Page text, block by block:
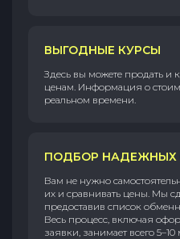
ВЫГОДНЫЕ КУРСЫ
Здесь вы можете продать и
ценам. Информация о
реальном времени.
ПОДБОР НАДЕЖНЫХ
Вам не нужно
их и сравнивать цены. Мы
предоставив список
Весь процесс, включая
заявки, занимает всего 5–10